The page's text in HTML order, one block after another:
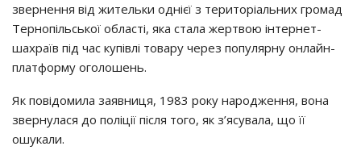
звернення від жительки однієї з територіальних громад
Тернопільської області, яка стала жертвою інтернет-
шахраїв під час купівлі товару через популярну онлайн-
платформу оголошень.
Як повідомила заявниця, 1983 року народження, вона
звернулася до поліції після того, як з’ясувала, що її
ошукали.